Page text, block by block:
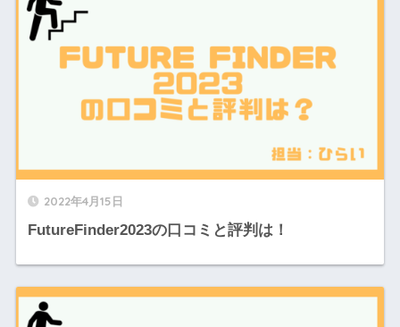
2022年4月15日
FutureFinder2023の口コミと評判は！